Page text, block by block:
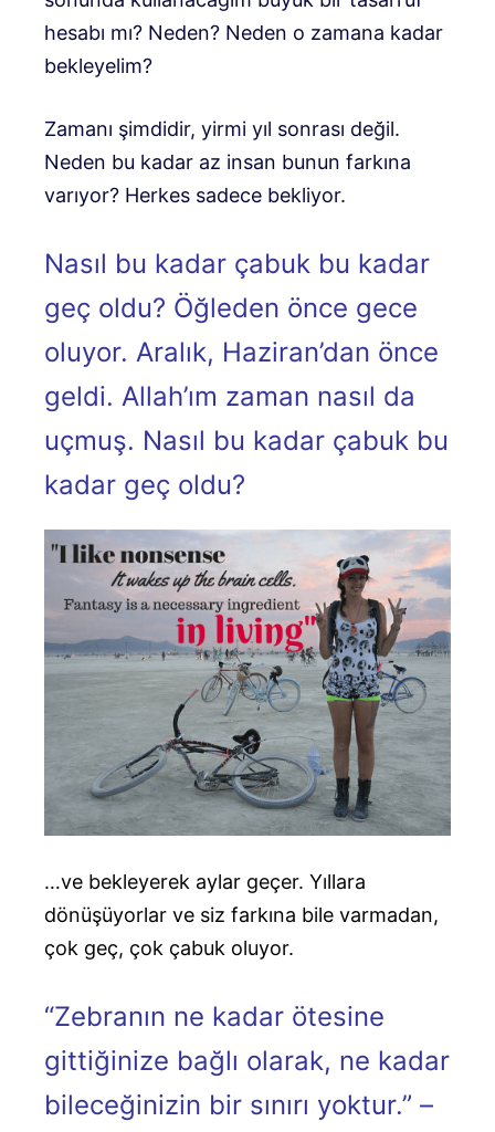
hesabı mı? Neden? Neden o zamana kadar
bekleyelim?
Zamanı şimdidir, yirmi yıl sonrası değil.
Neden bu kadar az insan bunun farkına
varıyor? Herkes sadece bekliyor.
Nasıl bu kadar çabuk bu kadar
geç oldu? Öğleden önce gece
oluyor. Aralık, Haziran’dan önce
geldi. Allah’ım zaman nasıl da
uçmuş. Nasıl bu kadar çabuk bu
kadar geç oldu?
…ve bekleyerek aylar geçer. Yıllara
dönüşüyorlar ve siz farkına bile varmadan,
çok geç, çok çabuk oluyor.
“Zebranın ne kadar ötesine
gittiğinize bağlı olarak, ne kadar
bileceğinizin bir sınırı yoktur.” –